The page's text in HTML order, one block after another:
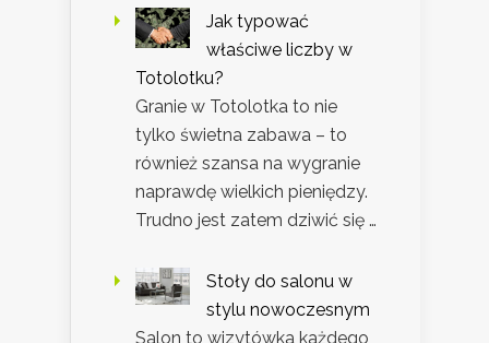
Jak typować
właściwe liczby w
Totolotku?
Granie w Totolotka to nie
tylko świetna zabawa – to
również szansa na wygranie
naprawdę wielkich pieniędzy.
Trudno jest zatem dziwić się …
Stoły do salonu w
stylu nowoczesnym
Salon to wizytówka każdego